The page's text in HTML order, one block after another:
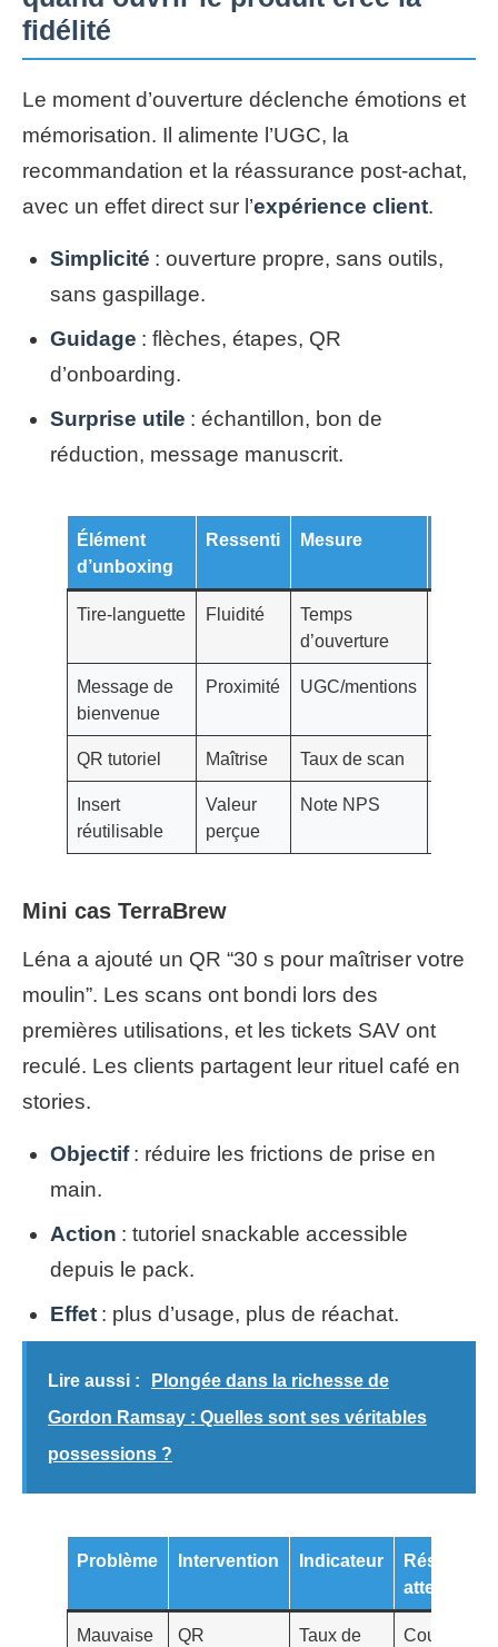
fidélité
Le moment d’ouverture déclenche émotions et
mémorisation. Il alimente l’UGC, la
recommandation et la réassurance post-achat,
avec un effet direct sur l’expérience client.
Simplicité : ouverture propre, sans outils,
sans gaspillage.
Guidage : flèches, étapes, QR
d’onboarding.
Surprise utile : échantillon, bon de
réduction, message manuscrit.
Élément
d’unboxing
Ressenti Mesure
Tire‑languette Fluidité
Temps
d’ouverture
Message de
bienvenue
Proximité UGC/mentions
QR tutoriel Maîtrise Taux de scan
Insert
réutilisable
Valeur
perçue
Note NPS
Mini cas TerraBrew
Léna a ajouté un QR “30 s pour maîtriser votre
moulin”. Les scans ont bondi lors des
premières utilisations, et les tickets SAV ont
reculé. Les clients partagent leur rituel café en
stories.
Objectif: réduire les frictions de prise en
main.
Action : tutoriel snackable accessible
depuis le pack.
Effet : plus d’usage, plus de réachat.
Lire aussi :
Plongée dans la richesse de
Gordon Ramsay : Quelles sont ses véritables
possessions ?
Problème Intervention Indicateur
Résultat
attendu
Mauvaise
QR
Taux de
Courbe